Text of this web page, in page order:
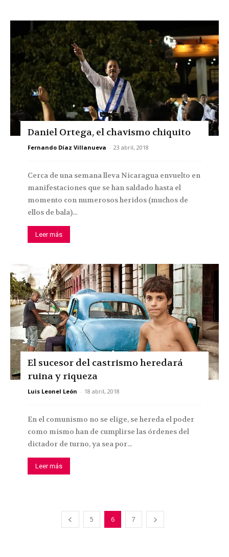
Daniel Ortega, el chavismo chiquito
Fernando Díaz Villanueva - 23 abril, 2018
Cerca de una semana lleva Nicaragua envuelto en
manifestaciones que se han saldado hasta el
momento con numerosos heridos (muchos de
ellos de bala)...
Leer más
El sucesor del castrismo heredará
ruina y riqueza
Luis Leonel León - 18 abril, 2018
En el comunismo no se elige, se hereda el poder
como mismo han de cumplirse las órdenes del
dictador de turno, ya sea por...
Leer más
5 6 7